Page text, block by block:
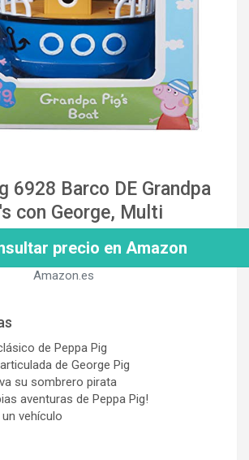
6928 Barco DE Grandpa
con George, Multi
precio en Amazon
Amazon.es
de Peppa Pig
de George Pig
su sombrero pirata
aventuras de Peppa Pig!
vehículo